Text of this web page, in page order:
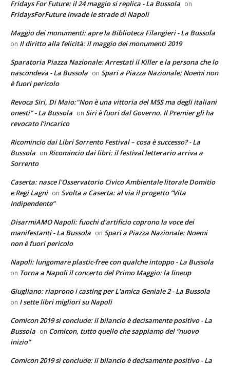
Fridays For Future: il 24 maggio si replica - La Bussola on
FridaysForFuture invade le strade di Napoli
Maggio dei monumenti: apre la Biblioteca Filangieri - La Bussola
on Il diritto alla felicità: il maggio dei monumenti 2019
Sparatoria Piazza Nazionale: Arrestati il Killer e la persona che lo
nascondeva - La Bussola on Spari a Piazza Nazionale: Noemi non
è fuori pericolo
Revoca Siri, Di Maio:"Non è una vittoria del M5S ma degli italiani
onesti" - La Bussola on Siri è fuori dal Governo. Il Premier gli ha
revocato l’incarico
Ricomincio dai Libri Sorrento Festival – cosa è successo? - La
Bussola on Ricomincio dai libri: il festival letterario arriva a
Sorrento
Caserta: nasce l'Osservatorio Civico Ambientale litorale Domitio
e Regi Lagni on Svolta a Caserta: al via il progetto “Vita
Indipendente”
DisarmiAMO Napoli: fuochi d'artificio coprono la voce dei
manifestanti - La Bussola on Spari a Piazza Nazionale: Noemi
non è fuori pericolo
Napoli: lungomare plastic-free con qualche intoppo - La Bussola
on Torna a Napoli il concerto del Primo Maggio: la lineup
Giugliano: riaprono i casting per L'amica Geniale 2 - La Bussola
on I sette libri migliori su Napoli
Comicon 2019 si conclude: il bilancio è decisamente positivo - La
Bussola on Comicon, tutto quello che sappiamo del “nuovo
inizio”
Comicon 2019 si conclude: il bilancio è decisamente positivo - La